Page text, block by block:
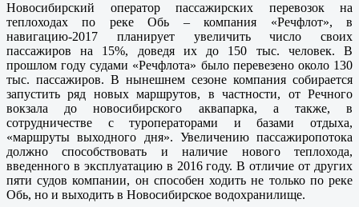
Новосибирский оператор пассажирских перевозок на
теплоходах по реке Обь – компания «Речфлот», в
навигацию-2017 планирует увеличить число своих
пассажиров на 15%, доведя их до 150 тыс. человек. В
прошлом году судами «Речфлота» было перевезено около 130
тыс. пассажиров. В нынешнем сезоне компания собирается
запустить ряд новых маршрутов, в частности, от Речного
вокзала до новосибирского аквапарка, а также, в
сотрудничестве с туроператорами и базами отдыха,
«маршруты выходного дня». Увеличению пассажиропотока
должно способствовать и наличие нового теплохода,
введенного в эксплуатацию в 2016 году. В отличие от других
пяти судов компании, он способен ходить не только по реке
Обь, но и выходить в Новосибирское водохранилище.